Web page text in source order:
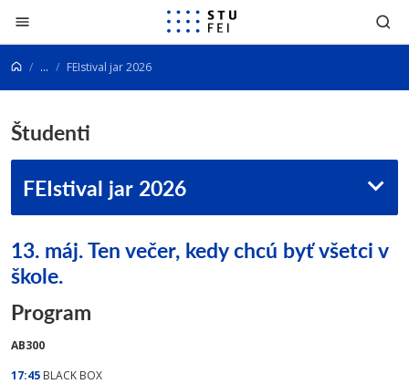
Prejsť na obsah
... FEIstival jar 2026
Študenti
FEIstival jar 2026
13. máj. Ten večer, kedy chcú byť všetci v
škole.
Program
AB300
17:45 BLACK BOX